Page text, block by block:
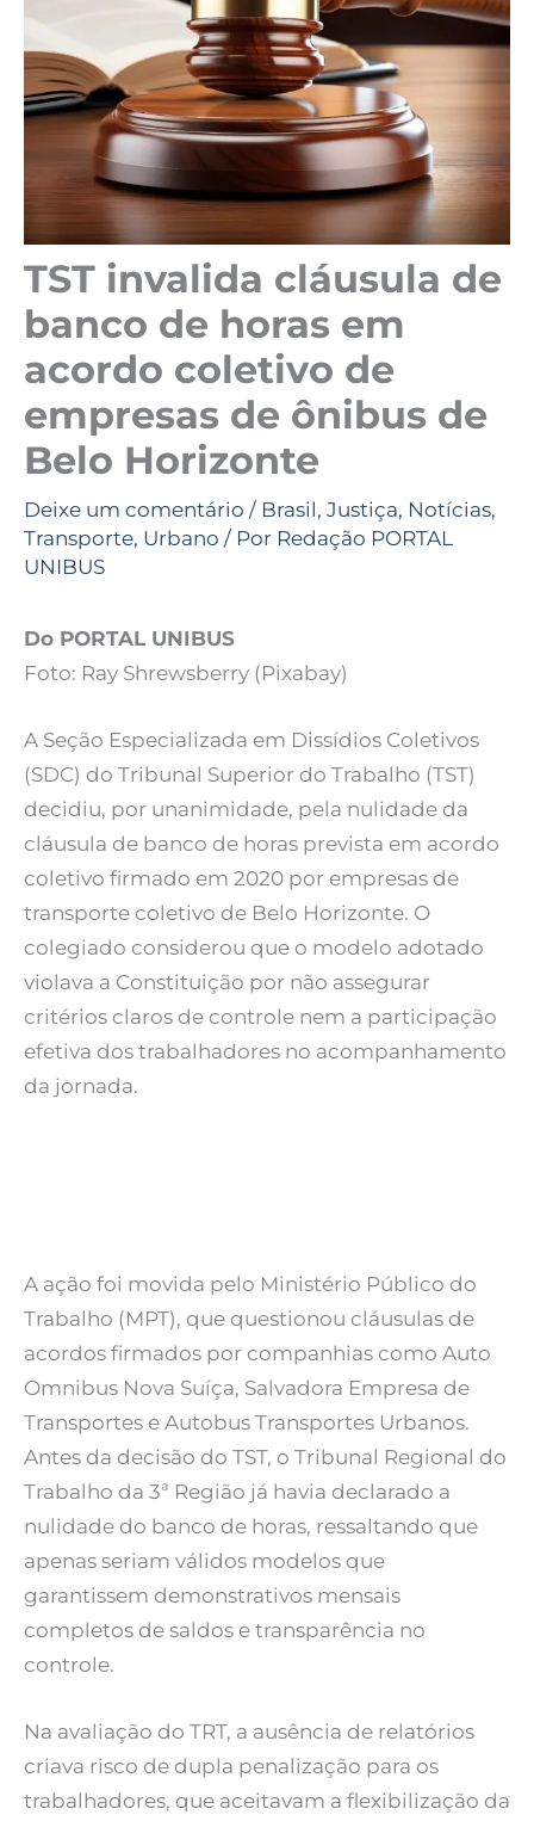
TST invalida cláusula de
banco de horas em
acordo coletivo de
empresas de ônibus de
Belo Horizonte
Deixe um comentário / Brasil, Justiça, Notícias,
Transporte, Urbano / Por Redação PORTAL
UNIBUS
Do PORTAL UNIBUS
Foto: Ray Shrewsberry (Pixabay)
A Seção Especializada em Dissídios Coletivos
(SDC) do Tribunal Superior do Trabalho (TST)
decidiu, por unanimidade, pela nulidade da
cláusula de banco de horas prevista em acordo
coletivo firmado em 2020 por empresas de
transporte coletivo de Belo Horizonte. O
colegiado considerou que o modelo adotado
violava a Constituição por não assegurar
critérios claros de controle nem a participação
efetiva dos trabalhadores no acompanhamento
da jornada.
A ação foi movida pelo Ministério Público do
Trabalho (MPT), que questionou cláusulas de
acordos firmados por companhias como Auto
Omnibus Nova Suíça, Salvadora Empresa de
Transportes e Autobus Transportes Urbanos.
Antes da decisão do TST, o Tribunal Regional do
Trabalho da 3ª Região já havia declarado a
nulidade do banco de horas, ressaltando que
apenas seriam válidos modelos que
garantissem demonstrativos mensais
completos de saldos e transparência no
controle.
Na avaliação do TRT, a ausência de relatórios
criava risco de dupla penalização para os
trabalhadores, que aceitavam a flexibilização da